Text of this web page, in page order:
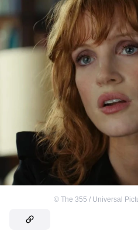
© The 355 / Universal